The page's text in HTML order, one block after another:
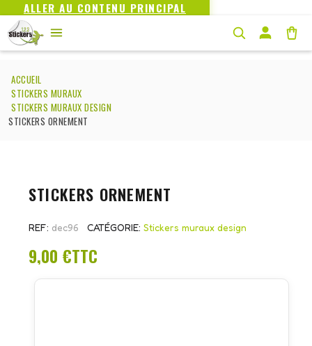
ALLER AU CONTENU PRINCIPAL
ACCUEIL
STICKERS MURAUX
STICKERS MURAUX DESIGN
STICKERS ORNEMENT
STICKERS ORNEMENT
REF dec96 CATÉGORIE Stickers muraux design
9,00 €TTC